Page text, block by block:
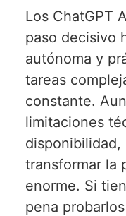
Los ChatGPT
paso decisivo
autónoma y
tareas
constante.
limitaciones
disponibilidad,
transformar la
enorme. Si
pena